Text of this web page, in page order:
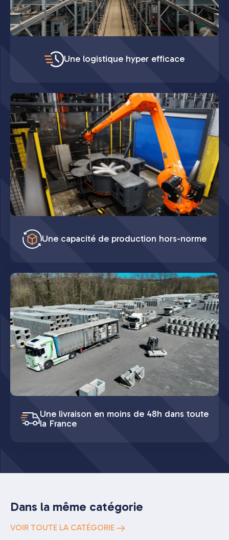
Une logistique hyper efficace
Une capacité de production hors-norme
Une livraison en moins de 48h dans toute
la France
Dans la même catégorie
VOIR TOUTE LA CATÉGORIE